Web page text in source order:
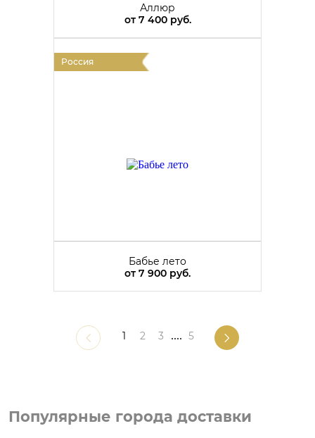
Аллюр
от7 400 руб.
Россия
Бабье лето
от7 900 руб.
1 2 3 .... 5
Популярные города доставки